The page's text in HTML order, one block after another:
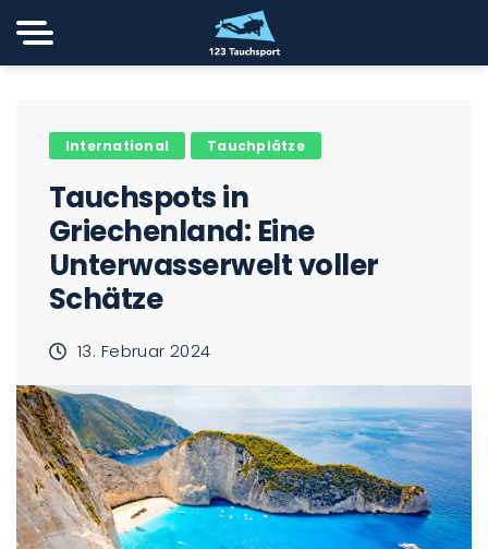
International Tauchplätze
Tauchspots in
Griechenland: Eine
Unterwasserwelt voller
Schätze
13. Februar 2024